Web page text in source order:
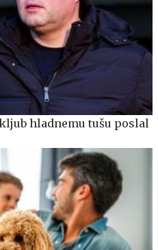
hladnemu tušu poslal